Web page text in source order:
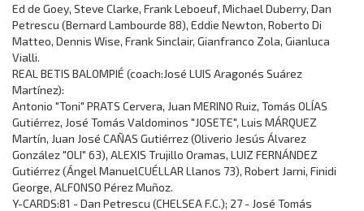
Ed de Goey, Steve Clarke, Frank Leboeuf, Michael Duberry, Dan
Petrescu (Bernard Lambourde 88), Eddie Newton, Roberto Di
Matteo, Dennis Wise, Frank Sinclair, Gianfranco Zola, Gianluca
Vialli.
REAL BETIS BALOMPIÉ (coach:José LUIS Aragonés Suárez
Martínez):
Antonio "Toni" PRATS Cervera, Juan MERINO Ruiz, Tomás OLÍAS
Gutiérrez, José Tomás Valdominos "JOSETE", Luis MÁRQUEZ
Martín, Juan José CAÑAS Gutiérrez (Oliverio Jesús Álvarez
González "OLI" 63), ALEXIS Trujillo Oramas, LUIZ FERNÁNDEZ
Gutiérrez (Ángel ManuelCUÉLLAR Llanos 73), Robert Jarni, Finidi
George, ALFONSO Pérez Muñoz.
Y-CARDS:81 - Dan Petrescu (CHELSEA F.C.); 27 - José Tomás